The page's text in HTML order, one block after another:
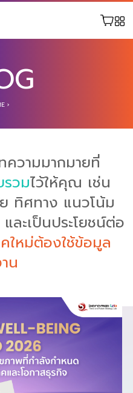
›
ความมากมายที่
รวมไว้ให้คุณ เช่น
ทิศทาง แนวโน้ม
ละเป็นประโยชน์ต่อ
ใหม่ต้องใช้ข้อมูล
น